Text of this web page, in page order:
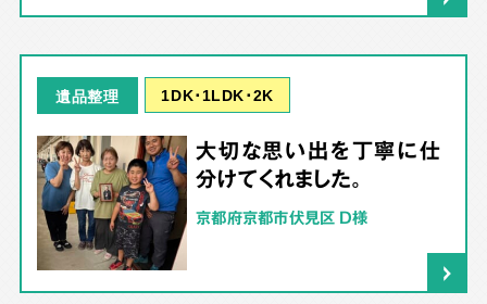
遺品整理 1DK･1LDK･2K
大切な思い出を丁寧に仕
分けてくれました。
京都府京都市伏見区 D様